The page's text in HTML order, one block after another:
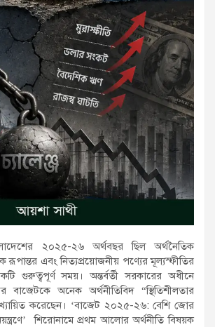
২০২৫-২৬ অর্থবছর ছিল অর্থনৈতিক
রূপান্তর এবং নিত্যপ্রয়োজনীয় পণ্যের মূল্যস্ফীতির
গুরুত্বপূর্ণ সময়। অন্তর্বর্তী সরকারের অধীনে
বাজেটকে অনেক অর্থনীতিবিদ “স্থিতিশীলতার
করেছেন। ‘বাজেট ২০২৫-২৬: বেশি জোর
শিরোনামে প্রথম আলোর অর্থনীতি বিষয়ক